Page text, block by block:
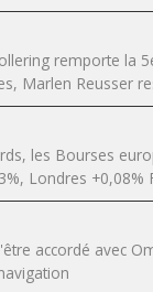
remporte la
Marlen Reusser
les Bourses
Londres +0,08%
accordé avec